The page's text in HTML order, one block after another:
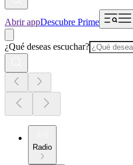
Abrir appDescubre Prime
¿Qué deseas escuchar?
Radio